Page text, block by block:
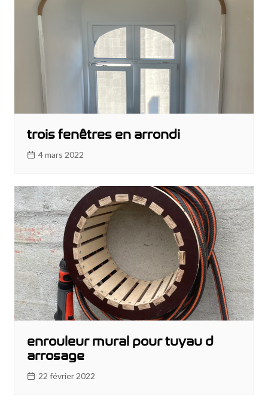
trois fenêtres en arrondi
4 mars 2022
enrouleur mural pour tuyau d
arrosage
22 février 2022